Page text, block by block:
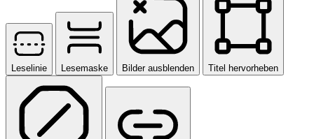
Leselinie Lesemaske Bilder ausblenden Titel hervorheben